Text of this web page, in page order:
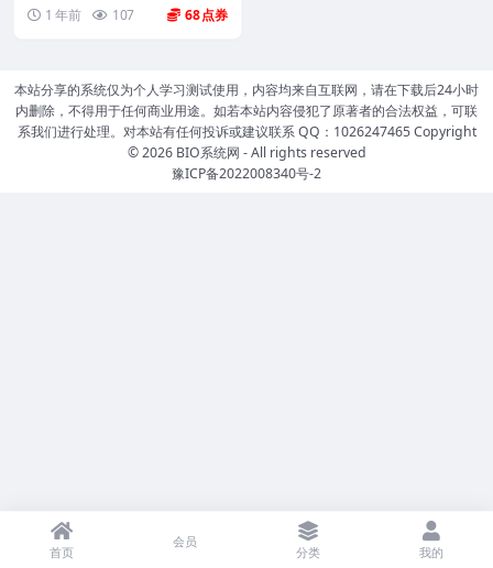
1 年前 107 68
本站分享的系统仅为个人学习测试使用，内容均来自互联网，请在下载后24小时
内删除，不得用于任何商业用途。如若本站内容侵犯了原著者的合法权益，可联
系我们进行处理。对本站有任何投诉或建议联系 QQ：1026247465 Copyright
© 2026 BIO系统网 - All rights reserved
豫ICP备2022008340号-2
首页
会员
分类 我的